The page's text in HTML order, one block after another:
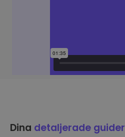
Dina detaljerade guider